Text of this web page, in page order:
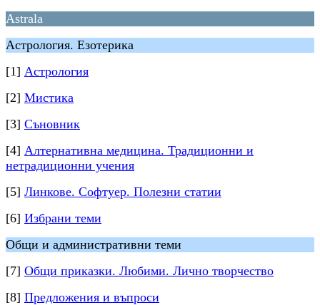
Astrala
Астрология. Езотерика
[1] Астрология
[2] Мистика
[3] Съновник
[4] Алтернативна медицина. Традиционни и
нетрадиционни учения
[5] Линкове. Софтуер. Полезни статии
[6] Избрани теми
Общи и административни теми
[7] Общи приказки. Любими. Лично творчество
[8] Предложения и въпроси